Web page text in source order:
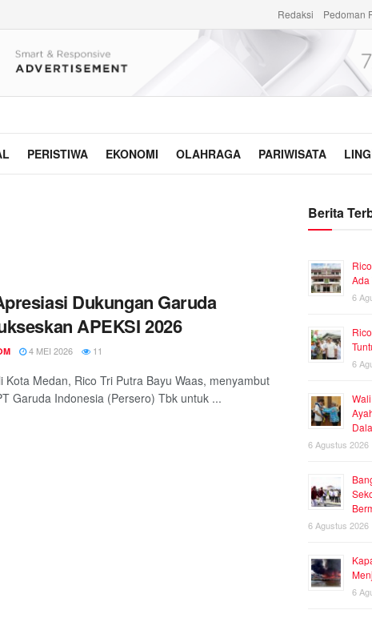
Redaksi Pedoman
PERISTIWA EKONOMI OLAHRAGA PARIWISATA
Dukungan Garuda
APEKSI 2026
4 MEI 2026 11
Kota Medan, Rico Tri Putra Bayu Waas, menyambut
Garuda Indonesia (Persero) Tbk untuk ...
Berita
Ada
6
6
6 Agustus 2026
6 Agustus 2026
6